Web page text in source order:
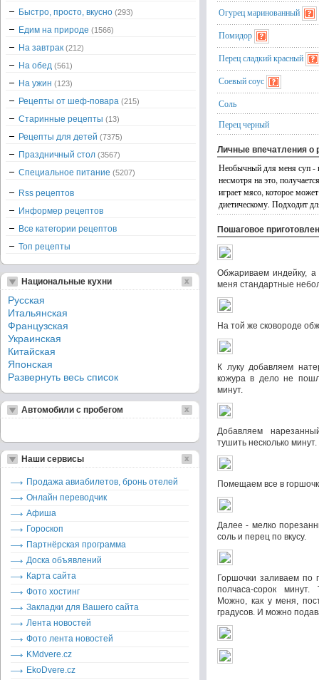
Огурец маринованный
Помидор
Перец сладкий красный
Соевый соус
Соль
Перец черный
Личные впечатления о
Необычный для меня суп -
несмотря на это,
играет мясо, которое
диетическому. Подходит
Пошаговое
Обжариваем индейку,
меня стандартные
На той же сковороде
К луку добавляем
кожура в дело не
минут.
Добавляем
тушить несколько минут.
Помещаем все в
Далее - мелко
соль и перец по вкусу.
Горшочки заливаем по
полчаса-сорок минут.
Можно, как у меня,
градусов. И можно
Быстро, просто, вкусно (293)
Едим на природе (1566)
На завтрак (212)
На обед (561)
На ужин (123)
Рецепты от шеф-повара (215)
Старинные рецепты (13)
Рецепты для детей (7375)
Праздничный стол (3567)
Специальное питание (5207)
Rss рецептов
Информер рецептов
Все категории рецептов
Топ рецепты
Национальные кухни
Русская
Итальянская
Французская
Украинская
Китайская
Японская
Развернуть весь список
Автомобили с пробегом
Наши сервисы
Продажа авиабилетов, бронь отелей
Онлайн переводчик
Афиша
Гороскоп
Партнёрская программа
Доска объявлений
Карта сайта
Фото хостинг
Закладки для Вашего сайта
Лента новостей
Фото лента новостей
KMdvere.cz
EkoDvere.cz